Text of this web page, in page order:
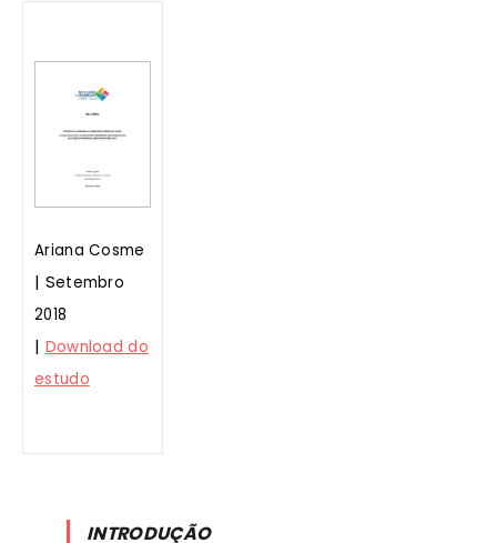
Ariana Cosme
| Setembro
2018
| Download do
estudo
INTRODUÇÃO